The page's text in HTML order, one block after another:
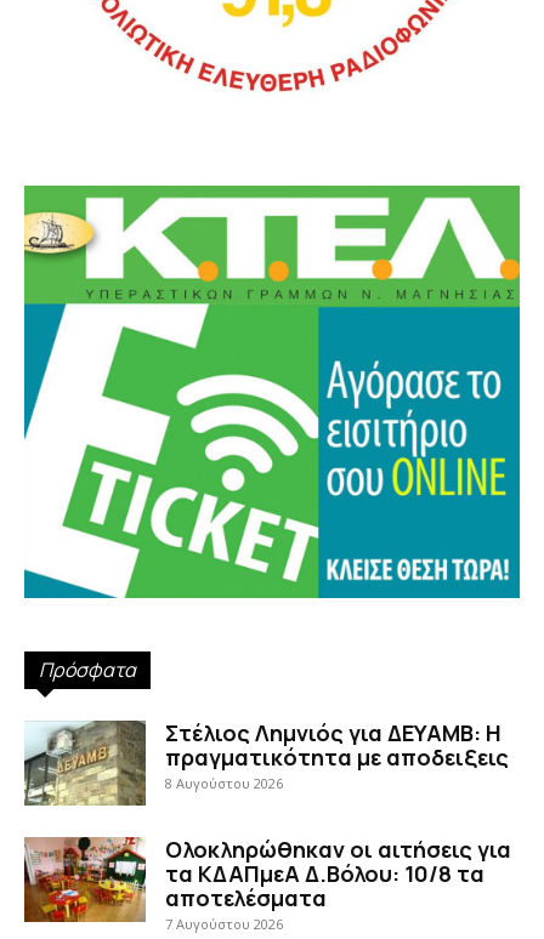
Πρόσφατα
Στέλιος Λημνιός για ΔΕΥΑΜΒ: Η
πραγματικότητα με αποδειξεις
8 Αυγούστου 2026
Ολοκληρώθηκαν οι αιτήσεις για
τα ΚΔΑΠμεΑ Δ.Βόλου: 10/8 τα
αποτελέσματα
7 Αυγούστου 2026